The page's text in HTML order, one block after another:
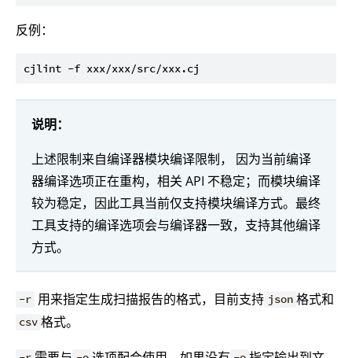
反例：
说明：
上述限制来自编译器模块编译限制， 因为当前编译
器编译选项正在重构，相关 API 不稳定；而模块编译
较为稳定，因此工具当前仅支持模块编译方式。最终
工具支持的编译选项会与编译器一致，支持其他编译
方式。
-r 用来指定生成扫描报告的格式，目前支持 json 格式和
csv 格式。